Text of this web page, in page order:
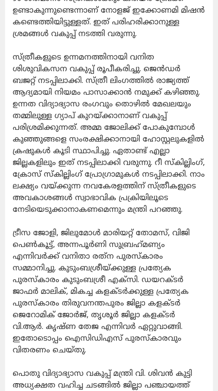
ഉണ്ടാകുന്നുണ്ടെന്നാണ് നോളജ് ഇക്കോണമി മിഷന്‍
കണ്ടെത്തിയിട്ടുള്ളത്. ഇത് പരിഹരിക്കാനുള്ള
ശ്രമങ്ങള്‍ വകുപ്പ് നടത്തി വരുന്നു.
സ്ത്രീകളുടെ ഉന്നമനത്തിനായി വനിത
ശിശുവികസന വകുപ്പ് രൂപീകരിച്ചു. ജെന്‍ഡര്‍
ബജറ്റ് നടപ്പിലാക്കി. സ്ത്രീ ലിംഗത്തില്‍ രാജ്യത്ത്
ആദ്യമായി നിയമം പാസാക്കാന്‍ നമുക്ക് കഴിഞ്ഞു.
ഉന്നത വിദ്യാഭ്യാസ രംഗവും തൊഴില്‍ മേഖലയും
തമ്മിലുള്ള ഗ്യാപ് കുറയ്ക്കാനാണ് വകുപ്പ്
പരിശ്രമിക്കുന്നത്. അമ്മ ജോലിക്ക് പോകുമ്പോള്‍
കുഞ്ഞുങ്ങളെ സംരക്ഷിക്കാനായി ഹോസ്റ്റലുകളില്‍
ക്രഷുകള്‍ കൂടി സ്ഥാപിച്ചു. ഏതാണ്ട് എല്ലാ
ജില്ലകളിലും ഇത് നടപ്പിലാക്കി വരുന്നു. റീ സ്‌കില്ലിംഗ്,
ക്രോസ് സ്‌കില്ലിംഗ് പ്രോഗ്രാമുകള്‍ നടപ്പിലാക്കി. നാം
ലക്ഷ്യം വയ്ക്കുന്ന നവകേരളത്തിന് സ്ത്രീകളുടെ
അവകാശങ്ങള്‍ സ്വാഭാവിക പ്രക്രിയിലൂടെ
നേടിയെടുക്കാനാകണമെന്നും മന്ത്രി പറഞ്ഞു.
ട്രീസ ജോളി, ജിലുമോള്‍ മാരിയറ്റ് തോമസ്, വിജി
പെണ്‍കൂട്ട്, അന്നപൂര്‍ണി സുബ്രഹ്‌മണ്യം
എന്നിവര്‍ക്ക് വനിതാ രത്‌ന പുരസ്‌കാരം
സമ്മാനിച്ചു. കുടുംബശ്രീയ്ക്കുള്ള പ്രത്യേക
പുരസ്‌കാരം കുടുംബശ്രീ എക്‌സി. ഡയറക്ടര്‍
ജാഫര്‍ മാലിക്, മികച്ച കളക്ടര്‍ക്കുള്ള പ്രത്യേക
പുരസ്‌കാരം തിരുവനന്തപുരം ജില്ലാ കളക്ടര്‍
ജെറോമിക് ജോര്‍ജ്, തൃശൂര്‍ ജില്ലാ കളക്ടര്‍
വി.ആര്‍. കൃഷ്ണ തേജ എന്നിവര്‍ ഏറ്റുവാങ്ങി.
ഇതോടൊപ്പം ഐസിഡിഎസ് പുരസ്‌കാരവും
വിതരണം ചെയ്തു.
പൊതു വിദ്യാഭ്യാസ വകുപ്പ് മന്ത്രി വി. ശിവന്‍ കുട്ടി
അധ്യക്ഷത വഹിച്ച ചടങ്ങില്‍ ജില്ലാ പഞ്ചായത്ത്